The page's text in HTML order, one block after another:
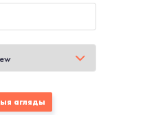
агляды